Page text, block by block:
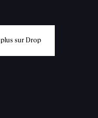
plus sur Drop